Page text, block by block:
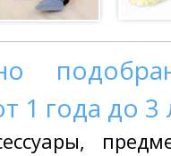
1 года до 3